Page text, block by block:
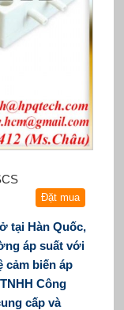
tại Hàn Quốc,
áp suất với
cảm biến áp
Công
cấp và